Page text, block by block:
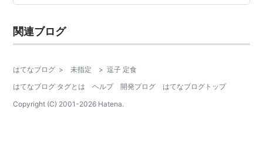
関連ブログ
はてなブログ > 未指定 > 逗子 定食
はてなブログ タグとは
ヘルプ 開発ブログ
はてなブログトップ
Copyright (C) 2001-2026 Hatena.